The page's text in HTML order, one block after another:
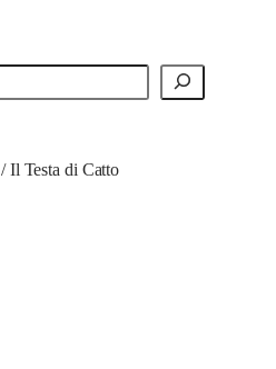
/ Il Testa di Catto